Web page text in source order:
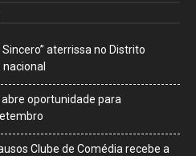
aterrissa no Distrito
oportunidade para
Clube de Comédia recebe a